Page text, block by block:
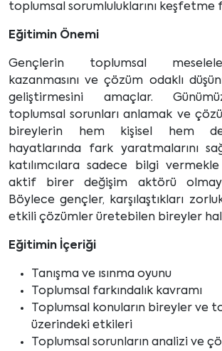
toplumsal sorumluluklarını keşfetme
Eğitimin Önemi
Gençlerin toplumsal
kazanmasını ve çözüm odaklı
geliştirmesini amaçlar.
toplumsal sorunları anlamak ve
bireylerin hem kişisel hem
hayatlarında fark yaratmalarını
katılımcılara sadece bilgi
aktif birer değişim aktörü
Böylece gençler, karşılaştıkları
etkili çözümler üretebilen bireyler
Eğitimin İçeriği
Tanışma ve ısınma oyunu
Toplumsal farkındalık kavramı
Toplumsal konuların bireyler ve
üzerindeki etkileri
Toplumsal sorunların analizi ve